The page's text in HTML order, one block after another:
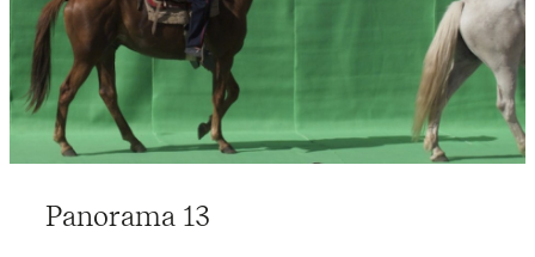
Panorama 13